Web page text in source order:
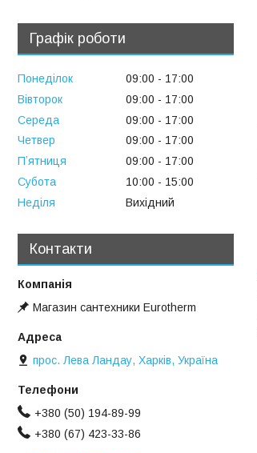
Графік роботи
Понеділок 09:00
17:00
Вівторок
09:00
17:00
Середа
09:00
17:00
Четвер
09:00
17:00
Пʼятниця
09:00
17:00
Субота
10:00
15:00
Неділя
Вихідний
Контакти
Магазин сантехники Eurotherm
прос. Лева Ландау, Харків, Україна
+380 (50) 194-89-99
+380 (67) 423-33-86